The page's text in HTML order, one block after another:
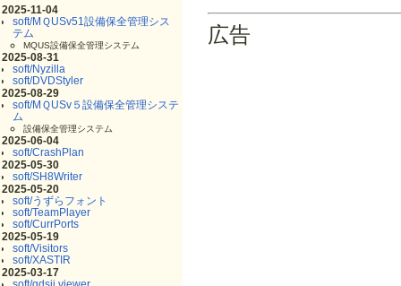
2025-11-04
soft/MＱUSv51設備保全管理シス
テム
MQUS設備保全管理システム
2025-08-31
soft/Nyzilla
soft/DVDStyler
2025-08-29
soft/MＱUSv５設備保全管理システ
ム
設備保全管理システム
2025-06-04
soft/CrashPlan
2025-05-30
soft/SH8Writer
2025-05-20
soft/うずらフォント
soft/TeamPlayer
soft/CurrPorts
2025-05-19
soft/Visitors
soft/XASTIR
2025-03-17
広告